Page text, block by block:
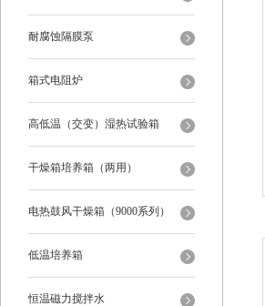
耐腐蚀隔膜泵
箱式电阻炉
高低温（交变）湿热试验箱
干燥箱培养箱（两用）
电热鼓风干燥箱（9000系列）
低温培养箱
恒温磁力搅拌水